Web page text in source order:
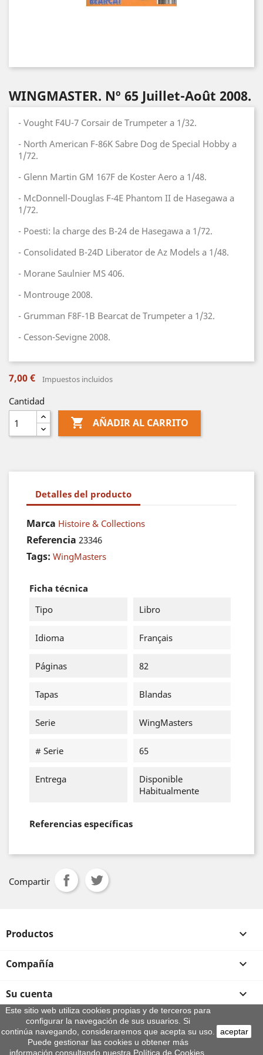
WINGMASTER. Nº 65 Juillet-Août 2008.
- Vought F4U-7 Corsair de Trumpeter a 1/32.
- North American F-86K Sabre Dog de Special Hobby a
1/72.
- Glenn Martin GM 167F de Koster Aero a 1/48.
- McDonnell-Douglas F-4E Phantom II de Hasegawa a
1/72.
- Poesti: la charge des B-24 de Hasegawa a 1/72.
- Consolidated B-24D Liberator de Az Models a 1/48.
- Morane Saulnier MS 406.
- Montrouge 2008.
- Grumman F8F-1B Bearcat de Trumpeter a 1/32.
- Cesson-Sevigne 2008.
7,00 € Impuestos incluidos
Cantidad
 AÑADIR AL CARRITO
Detalles del producto
Marca Histoire & Collections
Referencia 23346
Tags: WingMasters
Ficha técnica
Tipo
Libro
Idioma Français
Páginas 82
Tapas Blandas
Serie WingMasters
# Serie 65
Entrega
Disponible
Habitualmente
Referencias específicas
Compartir
Productos 
Compañía 
Su cuenta 
Información de la tienda
Este sitio web utiliza cookies propias y de terceros para
configurar la navegación de sus usuarios. Si
continúa navegando, consideraremos que acepta su uso.
Puede gestionar las cookies u obtener más
información consultando nuestra Política de Cookies.
aceptar
© 2026 - By Aeroteca